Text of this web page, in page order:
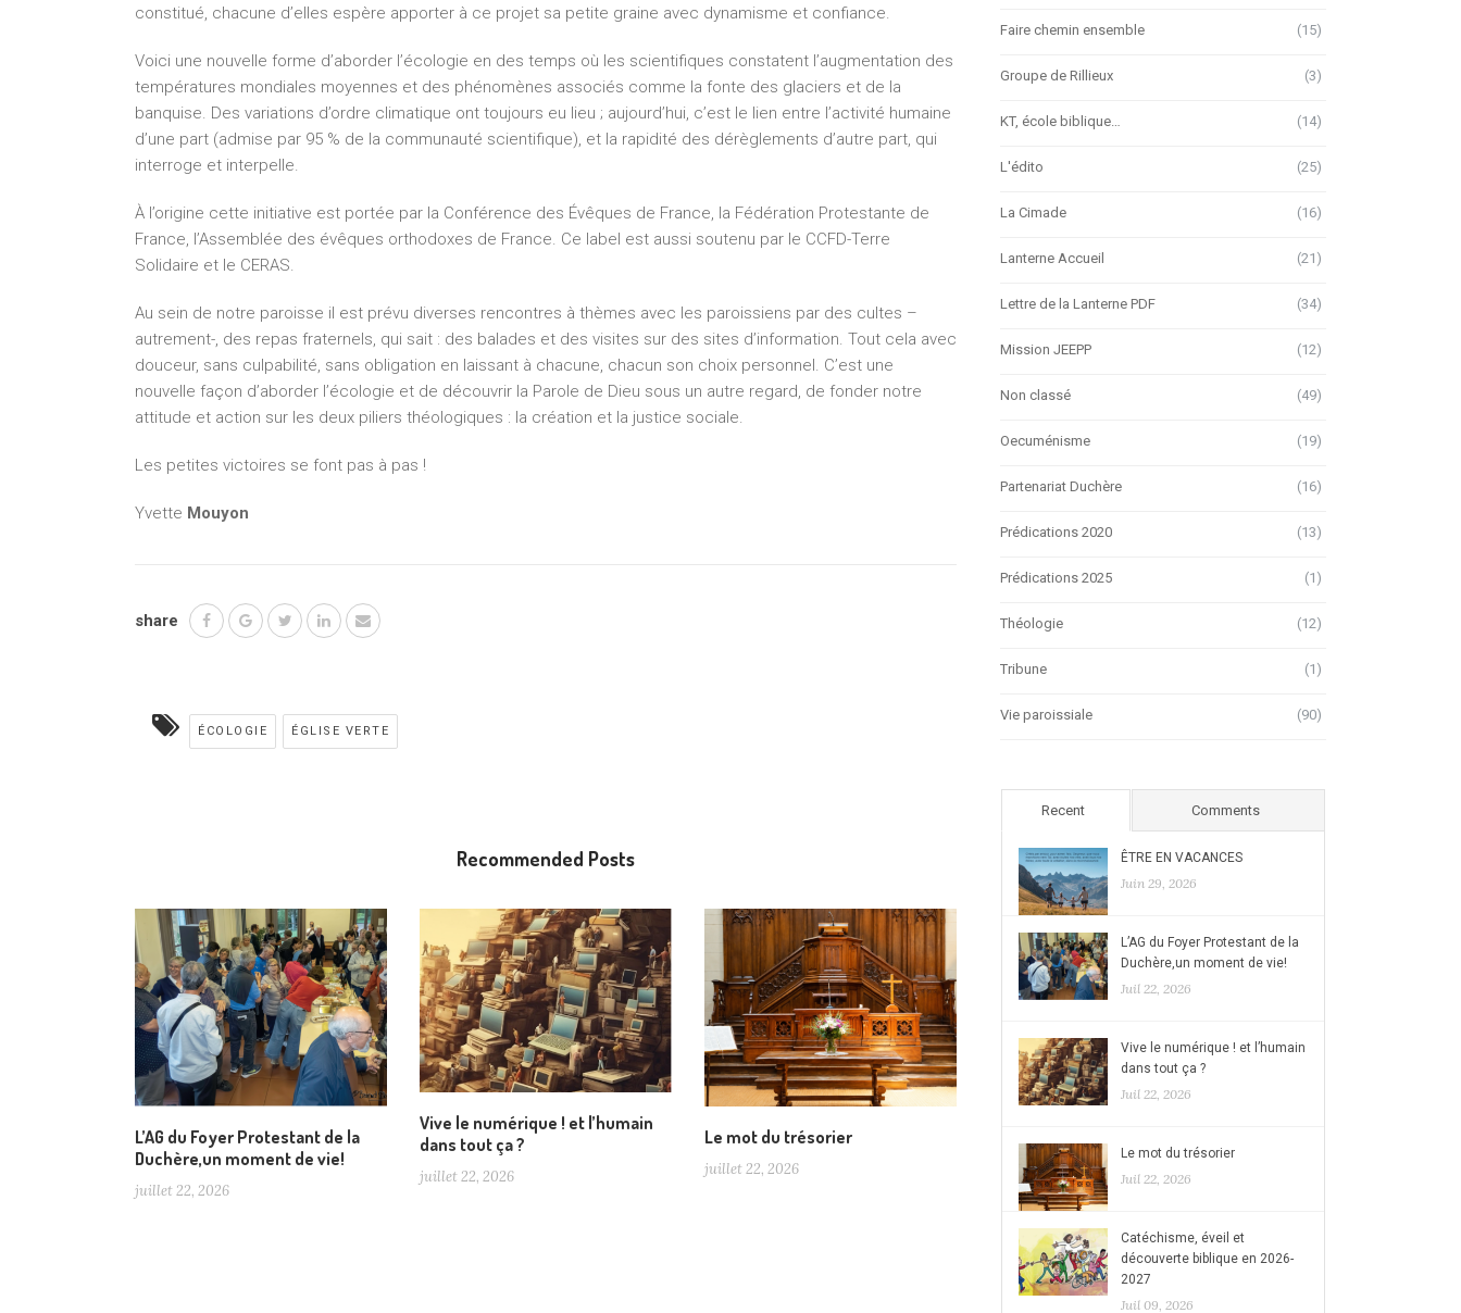
constitué, chacune d’elles espère apporter à ce projet sa petite graine avec dynamisme et confiance.
Voici une nouvelle forme d’aborder l’écologie en des temps où les scientifiques constatent l’augmentation des
températures mondiales moyennes et des phénomènes associés comme la fonte des glaciers et de la
banquise. Des variations d’ordre climatique ont toujours eu lieu ; aujourd’hui, c’est le lien entre l’activité humaine
d’une part (admise par 95 % de la communauté scientifique), et la rapidité des dérèglements d’autre part, qui
interroge et interpelle.
À l’origine cette initiative est portée par la Conférence des Évêques de France, la Fédération Protestante de
France, l’Assemblée des évêques orthodoxes de France. Ce label est aussi soutenu par le CCFD-Terre
Solidaire et le CERAS.
Au sein de notre paroisse il est prévu diverses rencontres à thèmes avec les paroissiens par des cultes –
autrement-, des repas fraternels, qui sait : des balades et des visites sur des sites d’information. Tout cela avec
douceur, sans culpabilité, sans obligation en laissant à chacune, chacun son choix personnel. C’est une
nouvelle façon d’aborder l’écologie et de découvrir la Parole de Dieu sous un autre regard, de fonder notre
attitude et action sur les deux piliers théologiques : la création et la justice sociale.
Les petites victoires se font pas à pas !
Yvette Mouyon
share
ÉCOLOGIE ÉGLISE VERTE
Recommended Posts
L’AG du Foyer Protestant de la
Duchère,un moment de vie!
juillet 22, 2026
Vive le numérique ! et l’humain
dans tout ça ?
juillet 22, 2026
Le mot du trésorier
juillet 22, 2026
Faire chemin ensemble (15)
Groupe de Rillieux (3)
KT, école biblique… (14)
L'édito (25)
La Cimade (16)
Lanterne Accueil (21)
Lettre de la Lanterne PDF (34)
Mission JEEPP (12)
Non classé (49)
Oecuménisme (19)
Partenariat Duchère (16)
Prédications 2020 (13)
Prédications 2025 (1)
Théologie (12)
Tribune (1)
Vie paroissiale (90)
Recent Comments
ÊTRE EN VACANCES
Juin 29, 2026
L’AG du Foyer Protestant de la
Duchère,un moment de vie!
Juil 22, 2026
Vive le numérique ! et l’humain
dans tout ça ?
Juil 22, 2026
Le mot du trésorier
Juil 22, 2026
Catéchisme, éveil et
découverte biblique en 2026-
2027
Juil 09, 2026